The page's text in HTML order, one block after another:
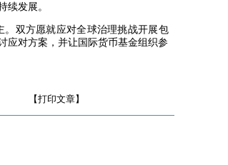
发展。
双方愿就应对全球治理挑战开展包
应对方案，并让国际货币基金组织参
【打印文章】